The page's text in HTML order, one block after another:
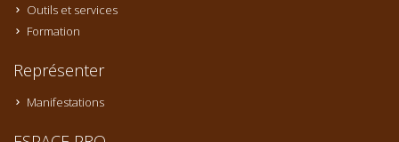
Outils et services
Formation
Représenter
Manifestations